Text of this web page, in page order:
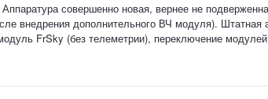
совершенно новая, вернее не
внедрения дополнительного ВЧ модуля).
FrSky (без телеметрии), переключение модулей